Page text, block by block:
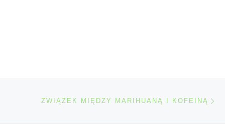
ZWIĄZEK MIĘDZY MARIHUANĄ I KOFEINĄ